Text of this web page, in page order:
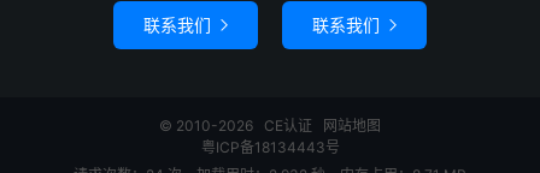
联系我们  联系我们 
© 2010-2026 CE认证
网站地图
粤ICP备18134443号